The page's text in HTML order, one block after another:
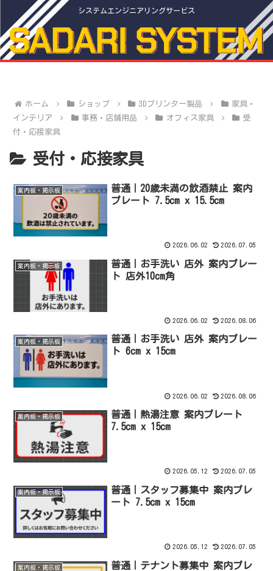
システムエンジニアリングサービス
ホーム ショップ 3Dプリンター製品
家具・
インテリア
事務・店舗用品 オフィス家具
受
付・応接家具
受付・応接家具
案内板・掲示板
普通｜20歳未満の飲酒禁止 案内
プレート 7.5cm x 15.5cm
2026.06.02 2026.07.05
案内板・掲示板
普通｜お手洗い 店外 案内プレー
ト 店外10cm角
2026.06.02 2026.08.06
案内板・掲示板
普通｜お手洗い 店外 案内プレー
ト 6cm x 15cm
2026.06.02 2026.08.06
案内板・掲示板
普通｜熱湯注意 案内プレート
7.5cm x 15cm
2026.05.12 2026.07.05
案内板・掲示板
普通｜スタッフ募集中 案内プレ
ート 7.5cm x 15cm
2026.05.12 2026.07.05
案内板・掲示板
普通｜テナント募集中 案内プレ